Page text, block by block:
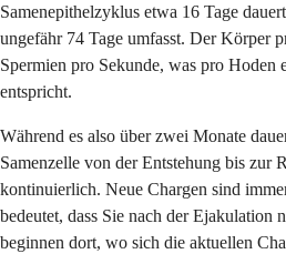
Samenepithelzyklus etwa 16 Tage
ungefähr 74 Tage umfasst. Der Körper
Spermien pro Sekunde, was pro
entspricht.
Während es also über zwei Monate
Samenzelle von der Entstehung bis zur
kontinuierlich. Neue Chargen sind
bedeutet, dass Sie nach der Ejakulation
beginnen dort, wo sich die aktuellen